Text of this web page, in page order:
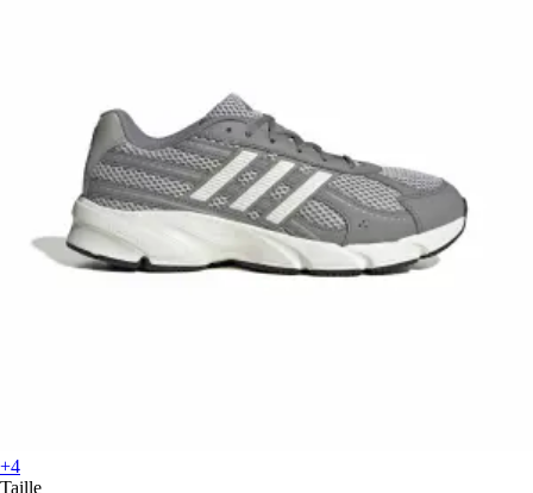
+4
Taille